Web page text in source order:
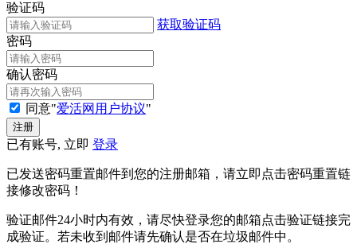
验证码
获取验证码
密码
确认密码
同意"爱活网用户协议"
已有账号, 立即 登录
已发送密码重置邮件到您的注册邮箱，请立即点击密码重置链
接修改密码！
验证邮件24小时内有效，请尽快登录您的邮箱点击验证链接完
成验证。若未收到邮件请先确认是否在垃圾邮件中。